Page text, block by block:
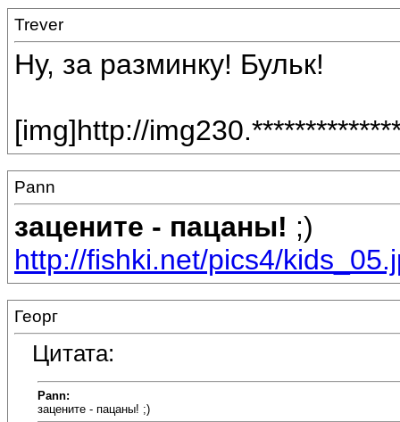
Trever
Ну, за разминку! Бульк!
[img]http://
Pann
зацените - пацаны! ;)
http://fishki.net/pics4/
Георг
Цитата:
Pann:
зацените - пацаны! ;)